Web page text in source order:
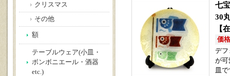
クリスマス
その他
額
テーブルウェア(小皿・
ボンボニエール・酒器
etc.)
七
30
【
価
デフ
が可
皿